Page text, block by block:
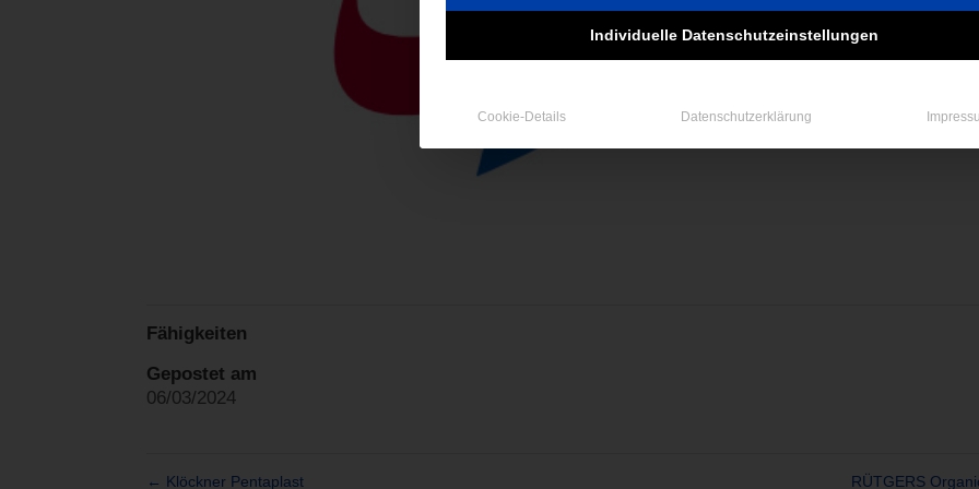
Fähigkeiten
Gepostet am
06/03/2024
← Klöckner Pentaplast RÜTGERS
Individuelle Datenschutzeinstellungen
Cookie-Details Datenschutzerklärung